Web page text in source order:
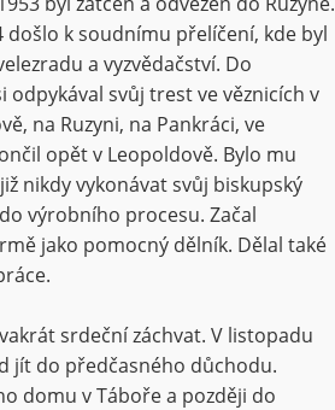
došlo k soudnímu přelíčení, kde byl
a vyzvědačství. Do
odpykával svůj trest ve věznicích v
na Ruzyni, na Pankráci, ve
opět v Leopoldově. Bylo mu
nikdy vykonávat svůj biskupský
výrobního procesu. Začal
jako pomocný dělník. Dělal také
srdeční záchvat. V listopadu
jít do předčasného důchodu.
domu v Táboře a později do